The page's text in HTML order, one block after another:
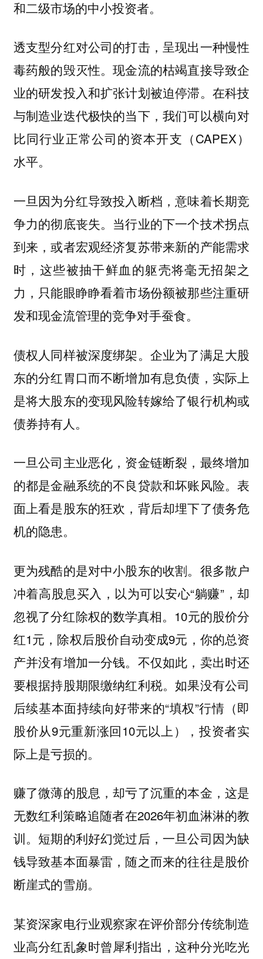
和二级市场的中小投资者。
透支型分红对公司的打击，呈现出一种慢性
毒药般的毁灭性。现金流的枯竭直接导致企
业的研发投入和扩张计划被迫停滞。在科技
与制造业迭代极快的当下，我们可以横向对
比同行业正常公司的资本开支（CAPEX）
水平。
一旦因为分红导致投入断档，意味着长期竞
争力的彻底丧失。当行业的下一个技术拐点
到来，或者宏观经济复苏带来新的产能需求
时，这些被抽干鲜血的躯壳将毫无招架之
力，只能眼睁睁看着市场份额被那些注重研
发和现金流管理的竞争对手蚕食。
债权人同样被深度绑架。企业为了满足大股
东的分红胃口而不断增加有息负债，实际上
是将大股东的变现风险转嫁给了银行机构或
债券持有人。
一旦公司主业恶化，资金链断裂，最终增加
的都是金融系统的不良贷款和坏账风险。表
面上看是股东的狂欢，背后却埋下了债务危
机的隐患。
更为残酷的是对中小股东的收割。很多散户
冲着高股息买入，以为可以安心“躺赚”，却
忽视了分红除权的数学真相。10元的股价分
红1元，除权后股价自动变成9元，你的总资
产并没有增加一分钱。不仅如此，卖出时还
要根据持股期限缴纳红利税。如果没有公司
后续基本面持续向好带来的“填权”行情（即
股价从9元重新涨回10元以上），投资者实
际上是亏损的。
赚了微薄的股息，却亏了沉重的本金，这是
无数红利策略追随者在2026年初血淋淋的教
训。短期的利好幻觉过后，一旦公司因为缺
钱导致基本面暴雷，随之而来的往往是股价
断崖式的雪崩。
某资深家电行业观察家在评价部分传统制造
业高分红乱象时曾犀利指出，这种分光吃光